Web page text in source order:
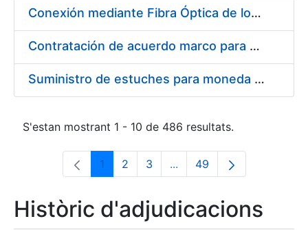
Conexión mediante Fibra Óptica de los Centros de Proceso de Datos (CPDs) de las sedes de la FNMT-RCM de Burgos y Madrid
Contratación de acuerdo marco para el Suministro de Material de Electricidad para la Fábrica Nacional de Moneda y Timbre-Real Casa de la Moneda en su centro de trabajo de Burgos
Suministro de estuches para moneda de 30 €
S'estan mostrant 1 - 10 de 486 resultats.
Pàgina
1 Pàgina
2 Pàgina
3 ...Pàgines intermèdies
Pàgina
49
Històric d'adjudicacions